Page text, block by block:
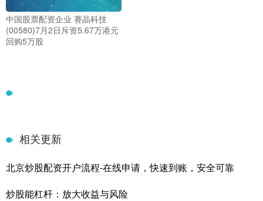
中国股票配资企业 赛晶科技
(00580)7月2日斥资5.67万港元
回购5万股
相关更新
北京炒股配资开户流程-在线申请，快速到账，安全可靠
炒股能杠杆：放大收益与风险